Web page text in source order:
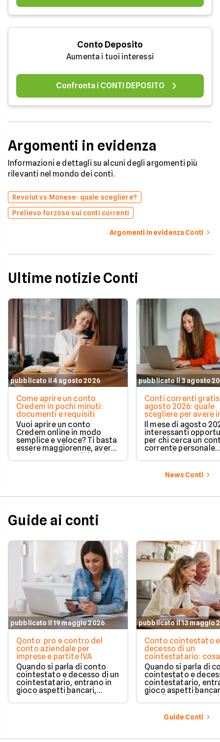
Conto Deposito
Aumenta i tuoi interessi
Confronta i CONTI DEPOSITO
Argomenti in evidenza
Informazioni e dettagli su alcuni degli argomenti più
rilevanti nel mondo dei conti.
Revolut vs Monese: quale scegliere?
Prelievo forzoso sui conti correnti
Argomenti in evidenza Conti
Ultime notizie Conti
pubblicato il 4 agosto 2026
Come aprire un conto
Credem in pochi minuti:
documenti e requisiti
Vuoi aprire un conto
Credem online in modo
semplice e veloce? Ti basta
essere maggiorenne, avere
un documento valido o lo
SPID e preparare pochi dati
requisiti e i passaggi
pubblicato il 3 agosto
Conti correnti
agosto 2026: quale
scegliere per avere
e cashback?
Il mese di agosto
interessanti
per chi cerca un
corrente personale
conveniente e a
News Conti
Guide ai conti
pubblicato il 19 maggio 2026
Qonto: pro e contro del
conto aziendale per
imprese e partite IVA
Quando si parla di conto
cointestato e decesso di un
cointestatario, entrano in
gioco aspetti bancari,
fiscali ed ereditari che
spesso generano
pubblicato il 13 maggio
Conto cointestato e
decesso di un
cointestatario: cosa
succede davvero
blocchi, quote e
successione
Quando si parla di
cointestato e
cointestatario,
gioco aspetti
fiscali ed ereditari
spesso generano
confusione.
Guide Conti